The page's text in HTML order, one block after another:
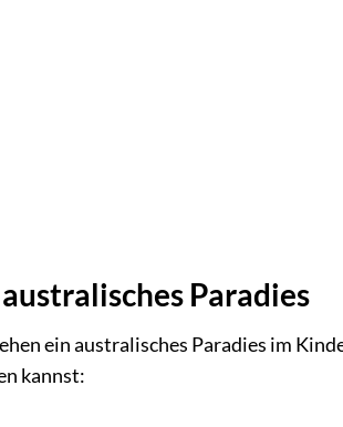
Paradies
ein australisches Paradies im
kannst: